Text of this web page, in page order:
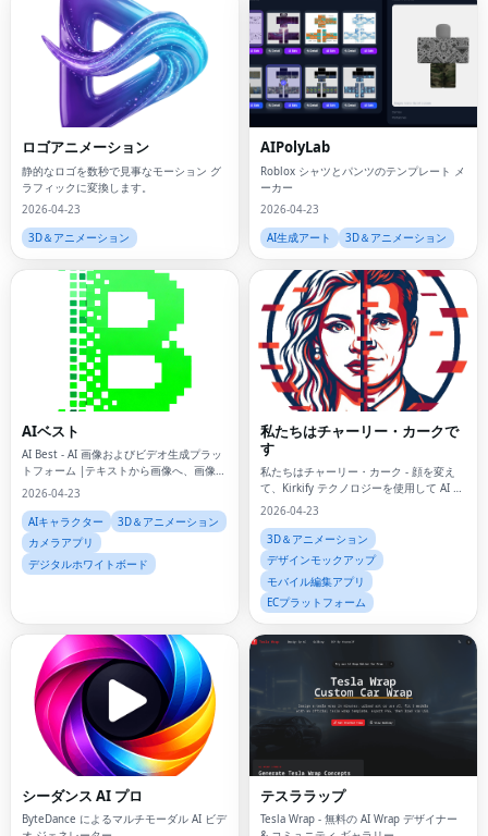
ロゴアニメーション
静的なロゴを数秒で見事なモーション グ
ラフィックに変換します。
2026-04-23
3D＆アニメーション
AIPolyLab
Roblox シャツとパンツのテンプレート メ
ーカー
2026-04-23
AI生成アート
3D＆アニメーション
AIベスト
AI Best - AI 画像およびビデオ生成プラッ
トフォーム |テキストから画像へ、画像か
ら画像へ、ビデオ生成
2026-04-23
AIキャラクター
3D＆アニメーション
カメラアプリ
デジタルホワイトボード
私たちはチャーリー・カークで
す
私たちはチャーリー・カーク - 顔を変え
て、Kirkify テクノロジーを使用して AI ビ
デオを生成する
2026-04-23
3D＆アニメーション
デザインモックアップ
モバイル編集アプリ
ECプラットフォーム
シーダンス AI プロ
ByteDance によるマルチモーダル AI ビデ
テスララップ
Tesla Wrap - 無料の AI Wrap デザイナー